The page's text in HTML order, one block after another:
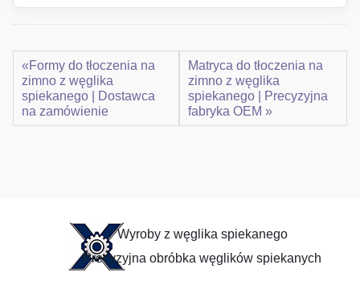
«Formy do tłoczenia na
zimno z węglika
spiekanego | Dostawca
na zamówienie
Matryca do tłoczenia na
zimno z węglika
spiekanego | Precyzyjna
fabryka OEM »
Wyroby z węglika spiekanego
Precyzyjna obróbka węglików spiekanych